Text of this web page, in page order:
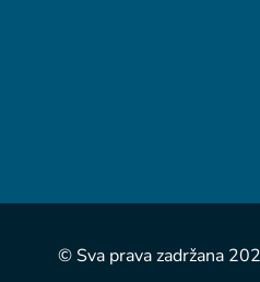
© Sva prava zadržana